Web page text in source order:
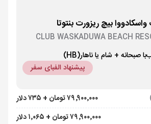
بیچ ریزورت بنتوتا
CLUB WASKADUWA BEACH
با صبحانه + شام یا ناهار(HB)
پیشنهاد الفبای سفر
۷۹٬۹۰۰٬۰۰۰ تومان + ۷۳۵ دلار
۷۹٬۹۰۰٬۰۰۰ تومان + ۱٬۰۶۵ دلار